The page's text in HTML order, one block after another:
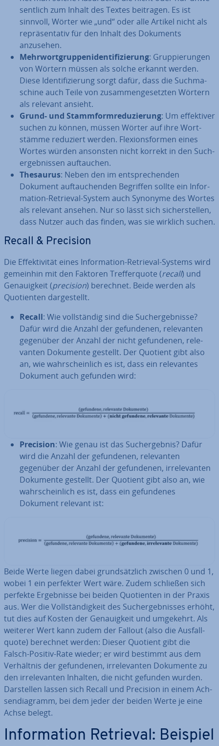
sent­lich zum Inhalt des Textes beitragen. Es ist
sinnvoll, Wörter wie „und“ oder alle Artikel nicht als
re­prä­sen­ta­tiv für den Inhalt des Dokuments
anzusehen.
Mehr­wort­grup­pen­iden­ti­fi­zie­rung: Grup­pie­run­gen
von Wörtern müssen als solche erkannt werden.
Diese Iden­ti­fi­zie­rung sorgt dafür, dass die Such­ma­
schi­ne auch Teile von zu­sam­men­ge­setz­ten Wörtern
als relevant ansieht.
Grund- und Stamm­form­re­du­zie­rung: Um ef­fek­ti­ver
suchen zu können, müssen Wörter auf ihre Wort­
stäm­me reduziert werden. Fle­xi­ons­for­men eines
Wortes würden ansonsten nicht korrekt in den Such­
ergeb­nis­sen auf­tau­chen.
Thesaurus: Neben den im ent­spre­chen­den
Dokument auf­tau­chen­den Begriffen sollte ein In­for­
ma­ti­on-Retrieval-System auch Synonyme des Wortes
als relevant ansehen. Nur so lässt sich si­cher­stel­len,
dass Nutzer auch das finden, was sie wirklich suchen.
Recall & Precision
Die Ef­fek­ti­vi­tät eines In­for­ma­ti­on-Retrieval-Systems wird
gemeinhin mit den Faktoren Tref­fer­quo­te (recall) und
Ge­nau­ig­keit (precision) berechnet. Beide werden als
Quo­ti­en­ten dar­ge­stellt.
Recall: Wie voll­stän­dig sind die Such­ergeb­nis­se?
Dafür wird die Anzahl der ge­fun­de­nen, re­le­van­ten
gegenüber der Anzahl der nicht ge­fun­de­nen, re­le­
van­ten Dokumente gestellt. Der Quotient gibt also
an, wie wahr­schein­lich es ist, dass ein re­le­van­tes
Dokument auch gefunden wird:
Precision: Wie genau ist das Such­ergeb­nis? Dafür
wird die Anzahl der ge­fun­de­nen, re­le­van­ten
gegenüber der Anzahl der ge­fun­de­nen, ir­rele­van­ten
Dokumente gestellt. Der Quotient gibt also an, wie
wahr­schein­lich es ist, dass ein ge­fun­de­nes
Dokument relevant ist:
Beide Werte liegen dabei grund­sätz­lich zwischen 0 und 1,
wobei 1 ein perfekter Wert wäre. Zudem schließen sich
perfekte Er­geb­nis­se bei beiden Quo­ti­en­ten in der Praxis
aus. Wer die Voll­stän­dig­keit des Such­ergeb­nis­ses erhöht,
tut dies auf Kosten der Ge­nau­ig­keit und umgekehrt. Als
weiterer Wert kann zudem der Fallout (also die Aus­fall­
quo­te) berechnet werden: Dieser Quotient gibt die
Falsch-Positiv-Rate wieder; er wird bestimmt aus dem
Ver­hält­nis der ge­fun­de­nen, ir­rele­van­ten Dokumente zu
den ir­rele­van­ten Inhalten, die nicht gefunden wurden.
Dar­stel­len lassen sich Recall und Precision in einem Ach­
sen­dia­gramm, bei dem jeder der beiden Werte je eine
Achse belegt.
In­for­ma­ti­on Retrieval: Beispiel